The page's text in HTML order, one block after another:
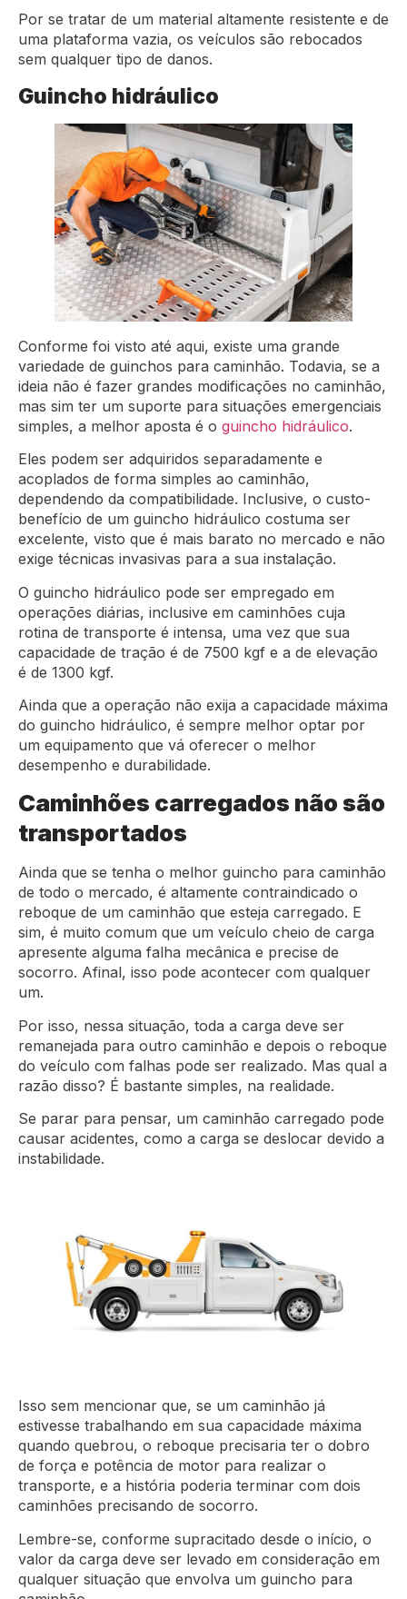
Por se tratar de um material altamente resistente e de
uma plataforma vazia, os veículos são rebocados
sem qualquer tipo de danos.
Guincho hidráulico
Conforme foi visto até aqui, existe uma grande
variedade de guinchos para caminhão. Todavia, se a
ideia não é fazer grandes modificações no caminhão,
mas sim ter um suporte para situações emergenciais
simples, a melhor aposta é o guincho hidráulico.
Eles podem ser adquiridos separadamente e
acoplados de forma simples ao caminhão,
dependendo da compatibilidade. Inclusive, o custo-
benefício de um guincho hidráulico costuma ser
excelente, visto que é mais barato no mercado e não
exige técnicas invasivas para a sua instalação.
O guincho hidráulico pode ser empregado em
operações diárias, inclusive em caminhões cuja
rotina de transporte é intensa, uma vez que sua
capacidade de tração é de 7500 kgf e a de elevação
é de 1300 kgf.
Ainda que a operação não exija a capacidade máxima
do guincho hidráulico, é sempre melhor optar por
um equipamento que vá oferecer o melhor
desempenho e durabilidade.
Caminhões carregados não são
transportados
Ainda que se tenha o melhor guincho para caminhão
de todo o mercado, é altamente contraindicado o
reboque de um caminhão que esteja carregado. E
sim, é muito comum que um veículo cheio de carga
apresente alguma falha mecânica e precise de
socorro. Afinal, isso pode acontecer com qualquer
um.
Por isso, nessa situação, toda a carga deve ser
remanejada para outro caminhão e depois o reboque
do veículo com falhas pode ser realizado. Mas qual a
razão disso? É bastante simples, na realidade.
Se parar para pensar, um caminhão carregado pode
causar acidentes, como a carga se deslocar devido a
instabilidade.
Isso sem mencionar que, se um caminhão já
estivesse trabalhando em sua capacidade máxima
quando quebrou, o reboque precisaria ter o dobro
de força e potência de motor para realizar o
transporte, e a história poderia terminar com dois
caminhões precisando de socorro.
Lembre-se, conforme supracitado desde o início, o
valor da carga deve ser levado em consideração em
qualquer situação que envolva um guincho para